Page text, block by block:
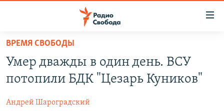
упрощенного
доступа
основному
ПОДКАСТЫ
ЦИТАТЫ СВОБОДЫ
ВРЕМЯ СВОБОДЫ
Умер дважды в один день. ВСУ
потопили БДК "Цезарь Куников"
Андрей Шароградский